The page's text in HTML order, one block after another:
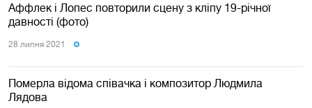
Аффлек і Лопес повторили сцену з кліпу 19-річної
давності (фото)
28 липня 2021
Померла відома співачка і композитор Людмила
Лядова